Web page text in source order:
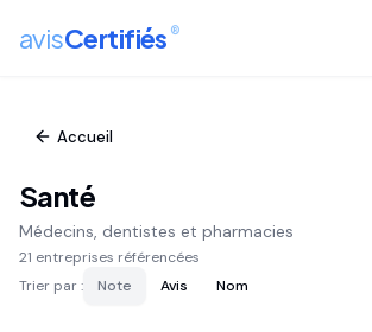
avisCertifiés ®
Accueil
Santé
Médecins, dentistes et pharmacies
21 entreprises référencées
Trier par :
Note Avis Nom